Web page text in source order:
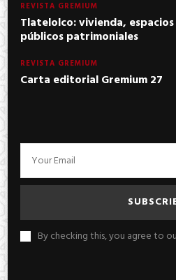
REVISTA GREMIUM
Tlatelolco: vivienda,
públicos patrimoniales
REVISTA GREMIUM
Carta editorial Gremium 27
By checking this, you agree to